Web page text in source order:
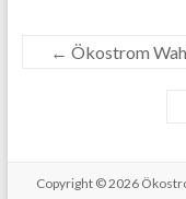
← Ökostrom
Copyright © 2026